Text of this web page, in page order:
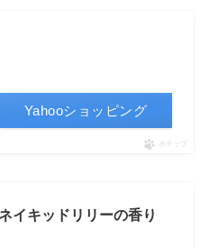
Yahooショッピング
ポチップ
イキッドリリーの香り